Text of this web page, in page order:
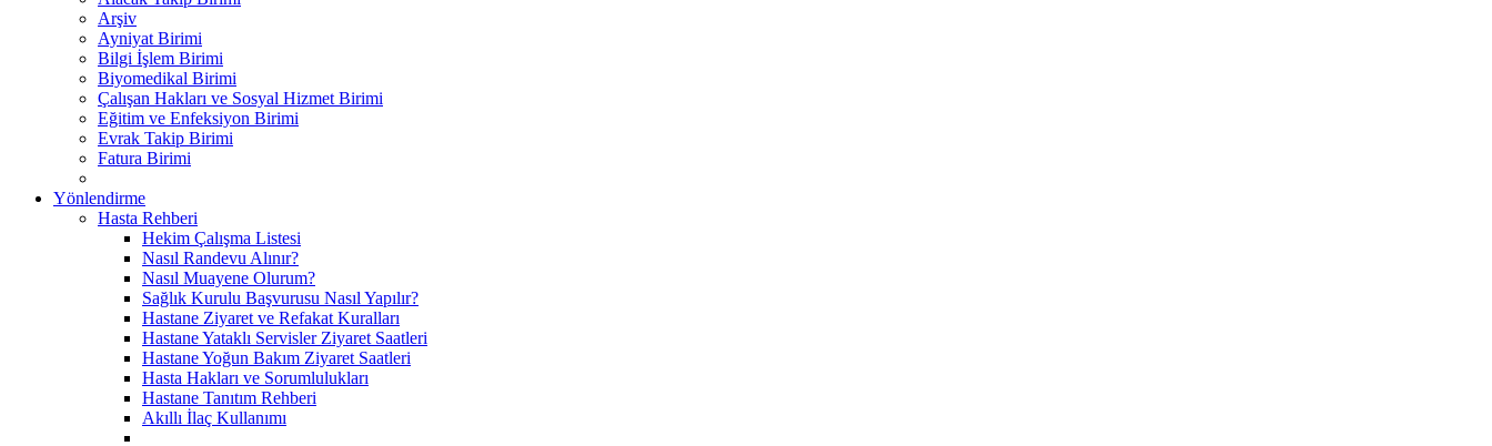
Arşiv
Ayniyat Birimi
Bilgi İşlem Birimi
Biyomedikal Birimi
Çalışan Hakları ve Sosyal Hizmet Birimi
Eğitim ve Enfeksiyon Birimi
Evrak Takip Birimi
Fatura Birimi
Yönlendirme
Hasta Rehberi
Hekim Çalışma Listesi
Nasıl Randevu Alınır?
Nasıl Muayene Olurum?
Sağlık Kurulu Başvurusu Nasıl Yapılır?
Hastane Ziyaret ve Refakat Kuralları
Hastane Yataklı Servisler Ziyaret Saatleri
Hastane Yoğun Bakım Ziyaret Saatleri
Hasta Hakları ve Sorumlulukları
Hastane Tanıtım Rehberi
Akıllı İlaç Kullanımı